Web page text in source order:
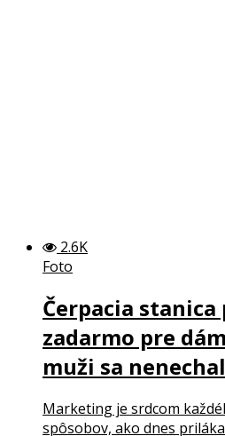
2.6K
Foto
Čerpacia
zadarmo pre
muži sa
Marketing je srdcom
spôsobov, ako dnes